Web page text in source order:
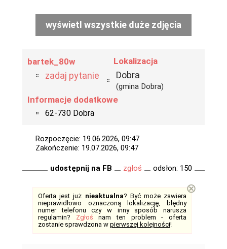
wyświetl wszystkie duże zdjęcia
bartek_80w
zadaj pytanie
Lokalizacja
Dobra
(gmina Dobra)
Informacje dodatkowe
62-730 Dobra
Rozpoczęcie: 19.06.2026, 09:47
Zakończenie: 19.07.2026, 09:47
udostępnij na FB zgłoś odsłon: 150
Oferta jest już nieaktualna? Być może zawiera
nieprawidłowo oznaczoną lokalizację, błędny
numer telefonu czy w inny sposób narusza
regulamin? Zgłoś nam ten problem - oferta
zostanie sprawdzona w pierwszej kolejności!
⊗